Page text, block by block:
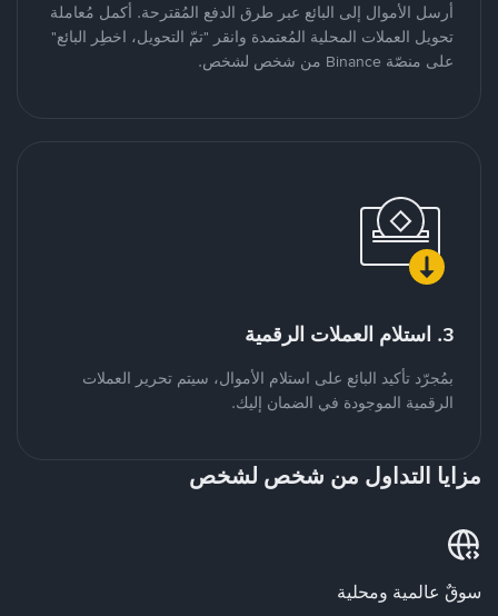
أرسل الأموال إلى البائع عبر طرق الدفع المُقترحة. أكمل مُعاملة
تحويل العملات المحلية المُعتمدة وانقر "تمّ التحويل، اخطِر البائع"
على منصّة Binance من شخص لشخص.
3. استلام العملات الرقمية
بمُجرّد تأكيد البائع على استلام الأموال، سيتم تحرير العملات
الرقمية الموجودة في الضمان إليك.
مزايا التداول من شخص لشخص
سوقٌ عالمية ومحلية